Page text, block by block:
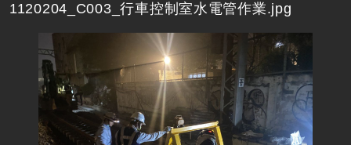
1120204_C003_行車控制室水電管作業.jpg